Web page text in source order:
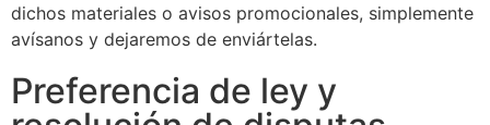
dichos materiales o avisos promocionales, simplemente
avísanos y dejaremos de enviártelas.
Preferencia de ley y